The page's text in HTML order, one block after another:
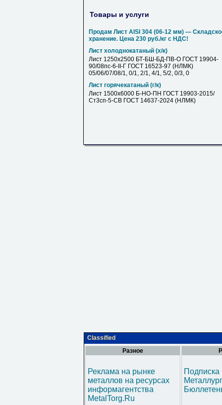
Товары и услуги
Продам Лист AISI 304 (06-12 мм) —
хранение. Цена 230 руб./кг с НДС!
Лист холоднокатаный (х/к)
Лист 1250х2500 БТ-БШ-БД-ПВ-О ГОСТ 19904-
90/08пс-6-II-Г ГОСТ 16523-97 (НЛМК)
05/06/07/08/1, 0/1, 2/1, 4/1, 5/2, 0/3, 0
Лист горячекатаный (г/к)
Лист 1500х6000 Б-НО-ПН ГОСТ 19903-2015/
Ст3сп-5-СВ ГОСТ 14637-2024 (НЛМК)
Classified
Разное
Реклама на рынке
металлов на ресурсах
информагентства
MetalTorg.Ru